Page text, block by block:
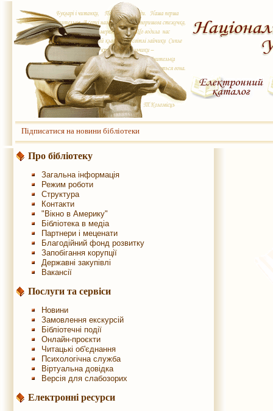
Підписатися на новини бібліотеки
Про бібліотеку
Загальна інформація
Режим роботи
Структура
Контакти
"Вікно в Америку"
Бібліотека в медіа
Партнери і меценати
Благодійний фонд розвитку
Запобігання корупції
Державні закупівлі
Вакансії
Послуги та сервіси
Новини
Замовлення екскурсій
Бібліотечні події
Онлайн-проєкти
Читацькі об'єднання
Психологічна служба
Віртуальна довідка
Версія для слабозорих
Електронні ресурси